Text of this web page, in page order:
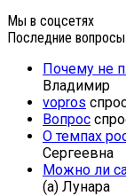
Мы в соцсетях
Последние вопросы
Почему не
Владимир
vopros
Вопрос
О темпах
Сергеевна
Можно ли
(а) Лунара